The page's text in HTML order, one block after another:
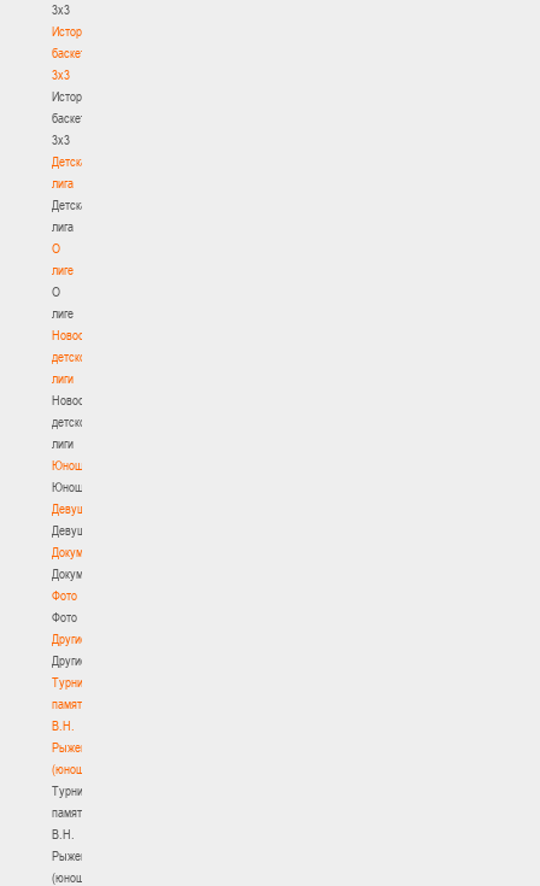
3х3
История
баскетбола
3х3
История
баскетбола
3х3
Детская
лига
Детская
лига
О
лиге
О
лиге
Новости
детской
лиги
Новости
детской
лиги
Юноши
Юноши
Девушки
Девушки
Документы
Документы
Фото
Фото
Другие
Другие
Турнир
памяти
В.Н.
Рыженкова
(юноши)
Турнир
памяти
В.Н.
Рыженкова
(юноши)